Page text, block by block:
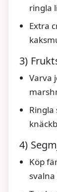
ringla
Extra
3)
Varva
Ringla
4)
Köp